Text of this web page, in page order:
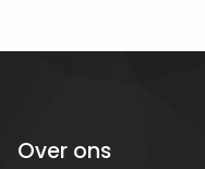
Over ons